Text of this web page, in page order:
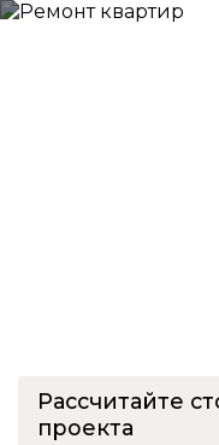
Рассчитайте
проекта